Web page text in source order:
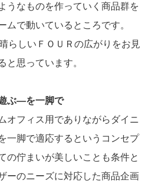
うなものを作っていく商品群を
ムで動いているところです。
しいＦＯＵＲの広がりをお見
と思っています。
ぶ―を一脚で
オフィス用でありながらダイニ
一脚で適応するというコンセプ
の佇まいが美しいことも条件と
ーのニーズに対応した商品企画